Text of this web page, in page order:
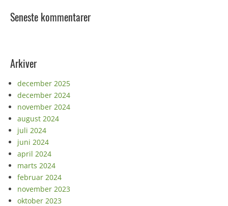
Seneste kommentarer
Arkiver
december 2025
december 2024
november 2024
august 2024
juli 2024
juni 2024
april 2024
marts 2024
februar 2024
november 2023
oktober 2023